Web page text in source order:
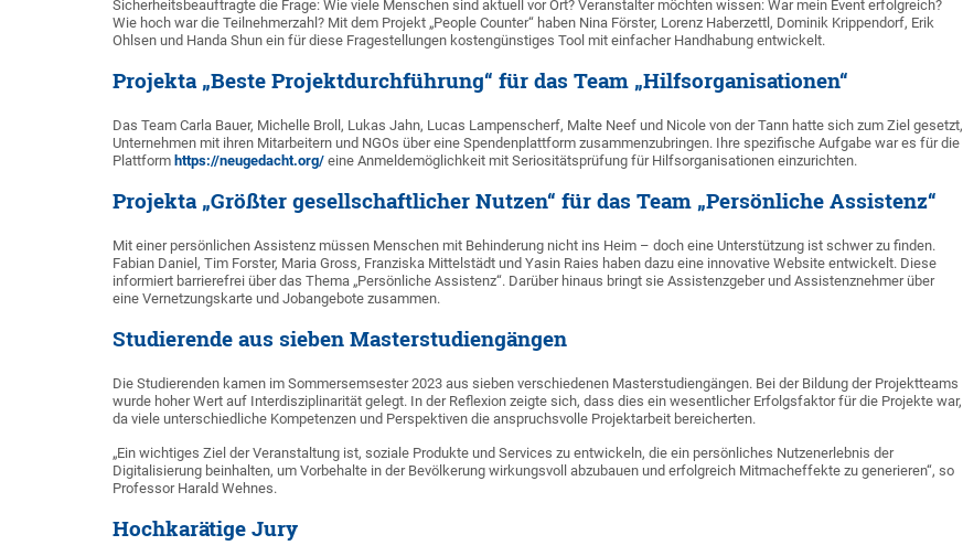
Sicherheitsbeauftragte die Frage: Wie viele Menschen sind aktuell vor Ort? Veranstalter möchten wissen: War mein Event erfolgreich?
Wie hoch war die Teilnehmerzahl? Mit dem Projekt „People Counter“ haben Nina Förster, Lorenz Haberzettl, Dominik Krippendorf, Erik
Ohlsen und Handa Shun ein für diese Fragestellungen kostengünstiges Tool mit einfacher Handhabung entwickelt.
Projekta „Beste Projektdurchführung“ für das Team „Hilfsorganisationen“
Das Team Carla Bauer, Michelle Broll, Lukas Jahn, Lucas Lampenscherf, Malte Neef und Nicole von der Tann hatte sich zum Ziel gesetzt,
Unternehmen mit ihren Mitarbeitern und NGOs über eine Spendenplattform zusammenzubringen. Ihre spezifische Aufgabe war es für die
Plattform https://neugedacht.org/ eine Anmeldemöglichkeit mit Seriositätsprüfung für Hilfsorganisationen einzurichten.
Projekta „Größter gesellschaftlicher Nutzen“ für das Team „Persönliche Assistenz“
Mit einer persönlichen Assistenz müssen Menschen mit Behinderung nicht ins Heim – doch eine Unterstützung ist schwer zu finden.
Fabian Daniel, Tim Forster, Maria Gross, Franziska Mittelstädt und Yasin Raies haben dazu eine innovative Website entwickelt. Diese
informiert barrierefrei über das Thema „Persönliche Assistenz“. Darüber hinaus bringt sie Assistenzgeber und Assistenznehmer über
eine Vernetzungskarte und Jobangebote zusammen.
Studierende aus sieben Masterstudiengängen
Die Studierenden kamen im Sommersemsester 2023 aus sieben verschiedenen Masterstudiengängen. Bei der Bildung der Projektteams
wurde hoher Wert auf Interdisziplinarität gelegt. In der Reflexion zeigte sich, dass dies ein wesentlicher Erfolgsfaktor für die Projekte war,
da viele unterschiedliche Kompetenzen und Perspektiven die anspruchsvolle Projektarbeit bereicherten.
„Ein wichtiges Ziel der Veranstaltung ist, soziale Produkte und Services zu entwickeln, die ein persönliches Nutzenerlebnis der
Digitalisierung beinhalten, um Vorbehalte in der Bevölkerung wirkungsvoll abzubauen und erfolgreich Mitmacheffekte zu generieren“, so
Professor Harald Wehnes.
Hochkarätige Jury